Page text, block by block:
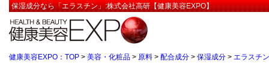
保湿成分なら「エラスチン」:株式会社高研【健康美容EXPO】
健康美容EXPO：TOP > 美容・化粧品 > 原料 > 配合成分 > 保湿成分 > エラスチン